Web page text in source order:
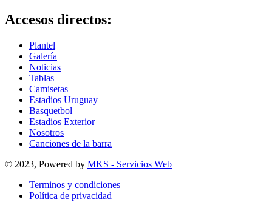
Accesos directos:
Plantel
Galería
Noticias
Tablas
Camisetas
Estadios Uruguay
Basquetbol
Estadios Exterior
Nosotros
Canciones de la barra
© 2023, Powered by MKS - Servicios Web
Terminos y condiciones
Política de privacidad